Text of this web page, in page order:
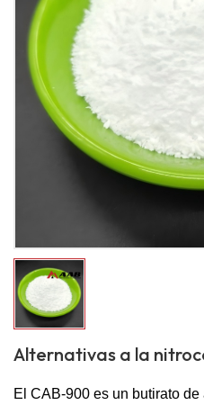
Alternativas a la
El CAB-900 es un butirato